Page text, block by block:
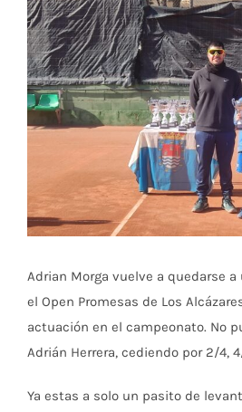
imagen
más
grande
Adrian Morga vuelve a quedarse
el Open Promesas de Los
actuación en el campeonato. No
Adrián Herrera, cediendo por 2/4,
Ya estas a solo un pasito de